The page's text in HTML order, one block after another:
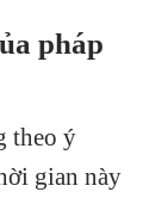
pháp
theo ý
gian này